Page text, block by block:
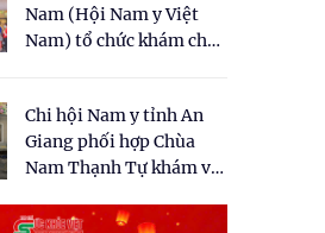
Nam (Hội Nam y Việt
Nam) tổ chức khám chữa
dân tại xã Tân Tập
Chi hội Nam y tỉnh An
Giang phối hợp Chùa
Nam Thạnh Tự khám và
nhân dân